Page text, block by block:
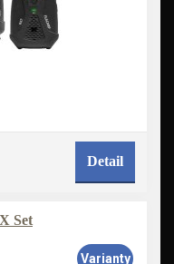
Detail
Set
Varianty